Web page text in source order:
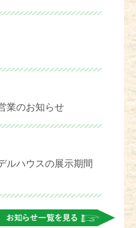
業のお知らせ
ルハウスの展示期間